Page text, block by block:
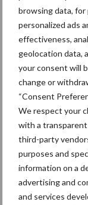
browsing data,
personalized ads
effectiveness,
geolocation data,
your consent will
change or
“Consent
We respect your
with a
third-party
purposes and
information on a
advertising and
and services
Hydraulisch
werk- naar
Bron: Kverneland